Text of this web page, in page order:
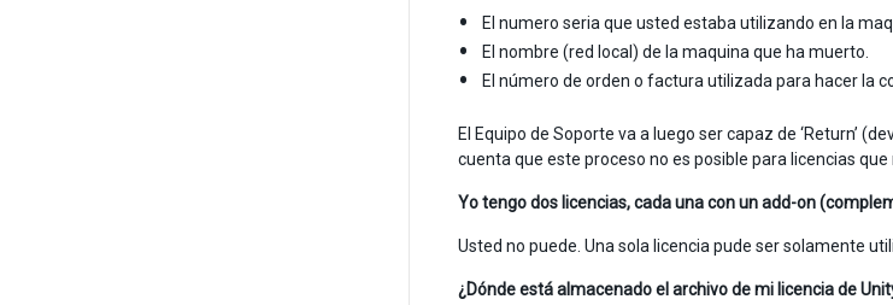
El numero seria que usted estaba utilizando en la
El nombre (red local) de la maquina que ha muerto.
El número de orden o factura utilizada para hacer la
El Equipo de Soporte va a luego ser capaz de ‘Return’
cuenta que este proceso no es posible para licencias que
Yo tengo dos licencias, cada una con un add-on
Usted no puede. Una sola licencia pude ser solamente
¿Dónde está almacenado el archivo de mi licencia de